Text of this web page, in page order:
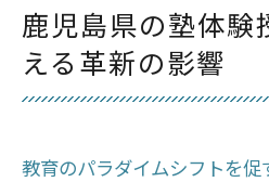
鹿児島県の塾体験
える革新の影響
教育のパラダイムシフトを促